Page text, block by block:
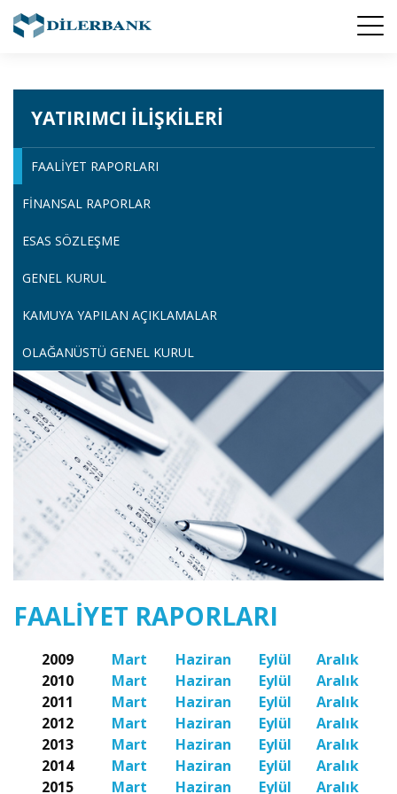
YATIRIMCI İLIŞKILERI
FAALIYET RAPORLARI
FINANSAL RAPORLAR
ESAS SÖZLEŞME
GENEL KURUL
KAMUYA YAPILAN AÇIKLAMALAR
OLAĞANÜSTÜ GENEL KURUL
FAALIYET RAPORLARI
2009 Mart Haziran Eylül
Aralık
2010
Mart Haziran Eylül
Aralık
2011
Mart Haziran Eylül
Aralık
2012
Mart Haziran Eylül
Aralık
2013
Mart Haziran Eylül
Aralık
2014
Mart Haziran Eylül
Aralık
2015
Mart Haziran Eylül Aralık